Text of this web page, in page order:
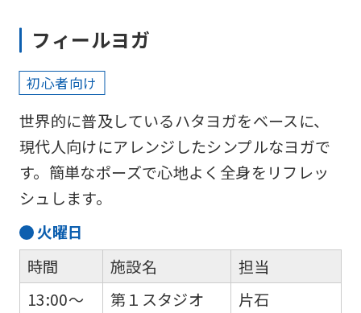
フィールヨガ
初心者向け
世界的に普及しているハタヨガをベースに、
現代人向けにアレンジしたシンプルなヨガで
す。簡単なポーズで心地よく全身をリフレッ
シュします。
火曜日
時間
13:00～
施設名
第１スタジオ
担当
片石